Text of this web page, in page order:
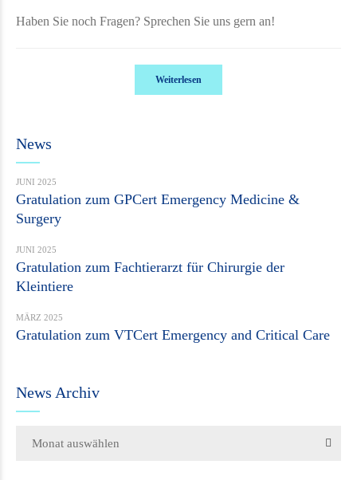
Haben Sie noch Fragen? Sprechen Sie uns gern an!
Weiterlesen
News
JUNI 2025
Gratulation zum GPCert Emergency Medicine &
Surgery
JUNI 2025
Gratulation zum Fachtierarzt für Chirurgie der
Kleintiere
MÄRZ 2025
Gratulation zum VTCert Emergency and Critical Care
News Archiv
Monat auswählen